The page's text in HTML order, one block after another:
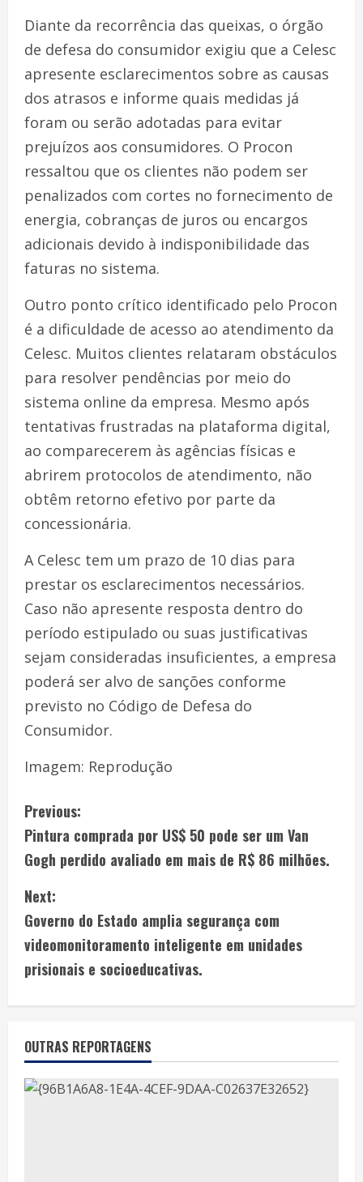
Diante da recorrência das queixas, o órgão
de defesa do consumidor exigiu que a Celesc
apresente esclarecimentos sobre as causas
dos atrasos e informe quais medidas já
foram ou serão adotadas para evitar
prejuízos aos consumidores. O Procon
ressaltou que os clientes não podem ser
penalizados com cortes no fornecimento de
energia, cobranças de juros ou encargos
adicionais devido à indisponibilidade das
faturas no sistema.
Outro ponto crítico identificado pelo Procon
é a dificuldade de acesso ao atendimento da
Celesc. Muitos clientes relataram obstáculos
para resolver pendências por meio do
sistema online da empresa. Mesmo após
tentativas frustradas na plataforma digital,
ao comparecerem às agências físicas e
abrirem protocolos de atendimento, não
obtêm retorno efetivo por parte da
concessionária.
A Celesc tem um prazo de 10 dias para
prestar os esclarecimentos necessários.
Caso não apresente resposta dentro do
período estipulado ou suas justificativas
sejam consideradas insuficientes, a empresa
poderá ser alvo de sanções conforme
previsto no Código de Defesa do
Consumidor.
Imagem: Reprodução
Previous:
Pintura comprada por US$ 50 pode ser um Van
Gogh perdido avaliado em mais de R$ 86 milhões.
Next:
Governo do Estado amplia segurança com
videomonitoramento inteligente em unidades
prisionais e socioeducativas.
OUTRAS REPORTAGENS